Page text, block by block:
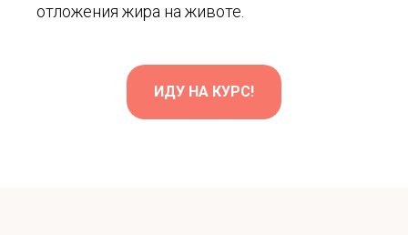
отложения жира на животе.
ИДУ НА КУРС!